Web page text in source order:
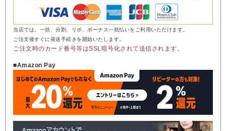
当店では、一括、分割、リボ、ボーナス一括払いをご利用いただけます。
ご注文後すぐに発送手続きを開始いたします。
ご注文時のカード番号等はSSL暗号化されて送信されます。
■Amazon Pay